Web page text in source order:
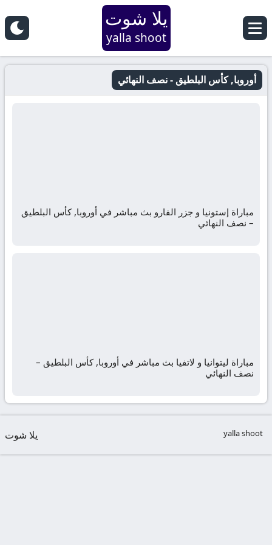
يلا شوت
yalla shoot
أوروبا, كأس البلطيق - نصف النهائي
مباراة إستونيا و جزر الفارو بث مباشر في أوروبا, كأس البلطيق
– نصف النهائي
مباراة ليتوانيا و لاتفيا بث مباشر في أوروبا, كأس البلطيق –
نصف النهائي
yalla shoot يلا شوت